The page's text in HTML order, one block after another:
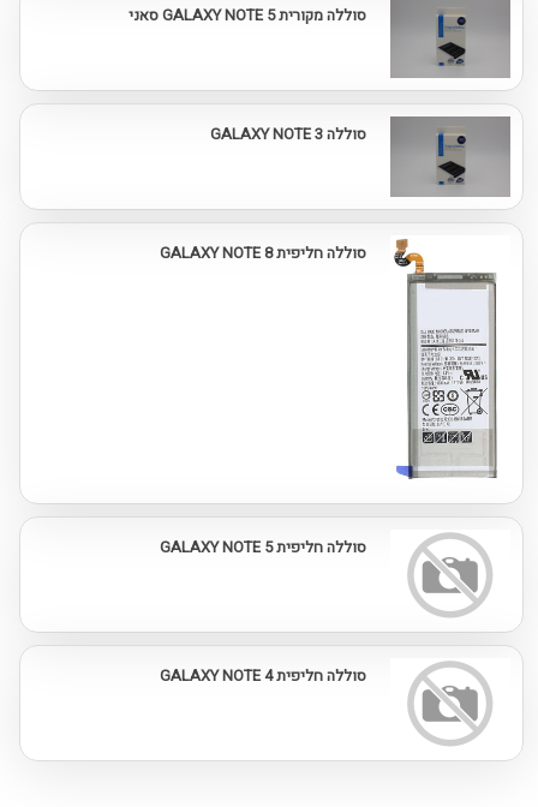
סוללה מקורית GALAXY NOTE 5 סאני
סוללה GALAXY NOTE 3
סוללה חליפית GALAXY NOTE 8
סוללה חליפית GALAXY NOTE 5
סוללה חליפית GALAXY NOTE 4